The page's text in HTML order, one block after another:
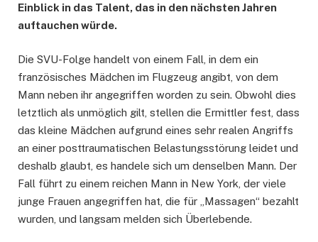
Einblick in das Talent, das in den nächsten Jahren
auftauchen würde.
Die SVU-Folge handelt von einem Fall, in dem ein
französisches Mädchen im Flugzeug angibt, von dem
Mann neben ihr angegriffen worden zu sein. Obwohl dies
letztlich als unmöglich gilt, stellen die Ermittler fest, dass
das kleine Mädchen aufgrund eines sehr realen Angriffs
an einer posttraumatischen Belastungsstörung leidet und
deshalb glaubt, es handele sich um denselben Mann. Der
Fall führt zu einem reichen Mann in New York, der viele
junge Frauen angegriffen hat, die für „Massagen“ bezahlt
wurden, und langsam melden sich Überlebende.